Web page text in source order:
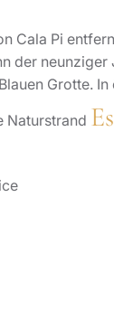
Cala Pi
der
Grotte.
Naturstrand